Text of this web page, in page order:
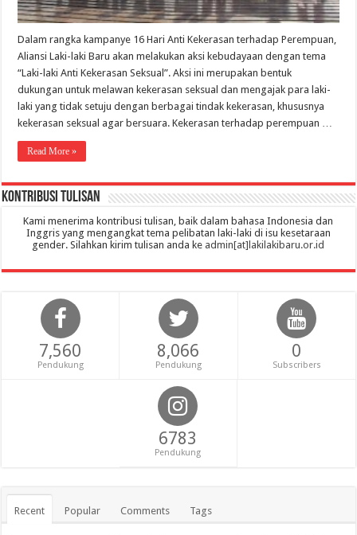
Dalam rangka kampanye 16 Hari Anti Kekerasan terhadap Perempuan,
Aliansi Laki-laki Baru akan melakukan aksi kebudayaan dengan tema
“Laki-laki Anti Kekerasan Seksual”. Aksi ini merupakan bentuk
dukungan untuk melawan kekerasan seksual dan mengajak para laki-
laki yang tidak setuju dengan berbagai tindak kekerasan, khususnya
kekerasan seksual agar bersuara. Kekerasan terhadap perempuan …
Read More »
Kontribusi Tulisan
Kami menerima kontribusi tulisan, baik dalam bahasa Indonesia dan
Inggris yang mengangkat tema pelibatan laki-laki di isu kesetaraan
gender. Silahkan kirim tulisan anda ke admin[at]lakilakibaru.or.id
7,560
Pendukung
8,066
Pendukung
0
Subscribers
6783
Pendukung
Recent Popular Comments Tags